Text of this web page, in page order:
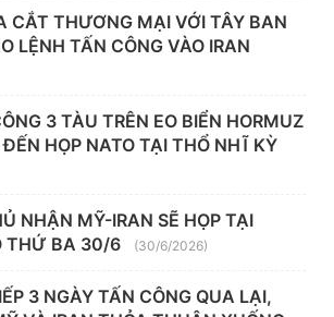
CẮT THƯƠNG MẠI VỚI TÂY BAN
LỆNH TẤN CÔNG VÀO IRAN
3 TÀU TRÊN EO BIỂN HORMUZ
ĐẾN HỌP NATO TẠI THỔ NHĨ KỲ
NHẬN MỸ-IRAN SẼ HỌP TẠI
THỨ BA 30/6
(30/6/2026)
3 NGÀY TẤN CÔNG QUA LẠI,